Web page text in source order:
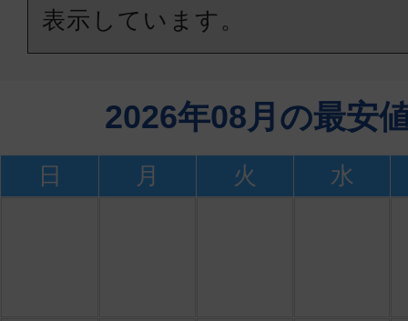
表示しています。
2026年08月の最安
日 月 火 水